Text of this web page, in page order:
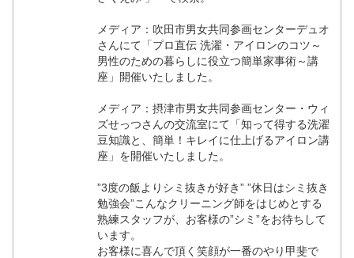
メディア：吹田市男女共同参画センターデュオ
さんにて「プロ直伝 洗濯・アイロンのコツ～
男性のための暮らしに役立つ簡単家事術～講
座」開催いたしました。
メディア：摂津市男女共同参画センター・ウィ
ズせっつさんの交流室にて「知って得する洗濯
豆知識と、簡単！キレイに仕上げるアイロン講
座」を開催いたしました。
”3度の飯よりシミ抜きが好き” ”休日はシミ抜き
勉強会”こんなクリーニング師をはじめとする
熟練スタッフが、お客様の”シミ”をお待ちして
います。
お客様に喜んで頂く笑顔が一番のやり甲斐で